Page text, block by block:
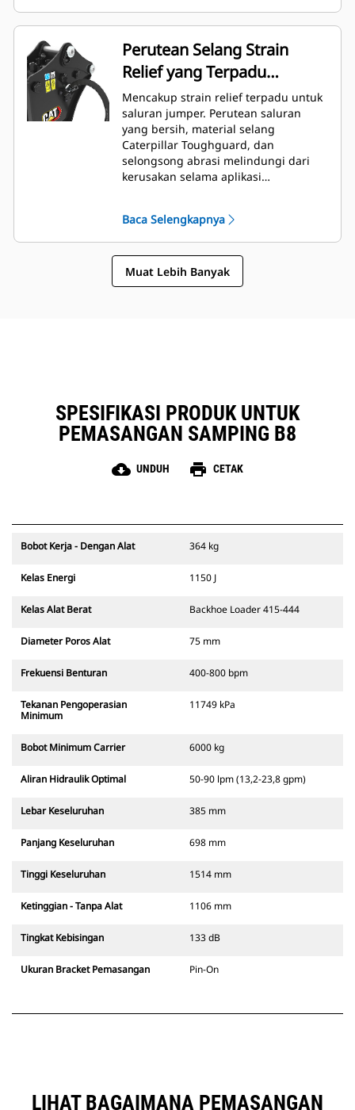
Perutean Selang Strain
Relief yang Terpadu
Dirancang untuk Backhoe
Loader
Mencakup strain relief terpadu untuk
saluran jumper. Perutean saluran
yang bersih, material selang
Caterpillar Toughguard, dan
selongsong abrasi melindungi dari
kerusakan selama aplikasi
Baca Selengkapnya
Muat Lebih Banyak
SPESIFIKASI PRODUK UNTUK
PEMASANGAN SAMPING B8
cloud_download UNDUH print CETAK
Bobot Kerja - Dengan Alat 364 kg
Kelas Energi 1150 J
Kelas Alat Berat Backhoe Loader 415-444
Diameter Poros Alat 75 mm
Frekuensi Benturan 400-800 bpm
Tekanan Pengoperasian
Minimum
11749 kPa
Bobot Minimum Carrier 6000 kg
Aliran Hidraulik Optimal 50-90 lpm (13,2-23,8 gpm)
Lebar Keseluruhan 385 mm
Panjang Keseluruhan 698 mm
Tinggi Keseluruhan 1514 mm
Ketinggian - Tanpa Alat 1106 mm
Tingkat Kebisingan 133 dB
Ukuran Bracket Pemasangan Pin-On
LIHAT BAGAIMANA PEMASANGAN